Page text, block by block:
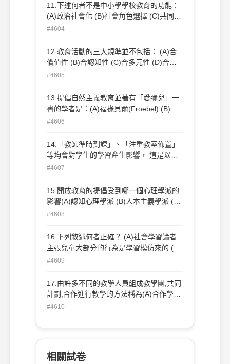
11.下述何者不是中小學學校教育的功能：
(A)政治社會化 (B)社會角色選擇 (C)共同文
化的傳遞 (D)能力分組。
#4604
12.教育活動的三大規準並不包括： (A)合
價值性 (B)合認知性 (C)合多元性 (D)合自
願性。
#4605
13.提倡自然主義教育並著有「愛彌兒」一
書的學者是：(A)福祿貝爾(Froebel) (B)蒙
特梭利(Montessori) (C)盧梭(Rousseau)
#4606
14.「教師準時到課」、「注重教室佈置」
等均會對學生的學習產生影響， 這是以下
哪一種課程的重要性？ (A)正式課程 (B)非
#4607
15.開放教育的提倡受到哪一個心理學派的
影響(A)認知心理學派 (B)人本主義學派 (C)
行為主義學派 (D)精神分析學派。
#4608
16.下列敘述何者正確？ (A)社會學習論者
主張兒童大部分的行為是學習模仿來的 (B)
心理分析學派重視自我實現的需求 (C)認知
認為行為是很難改變的。
#4609
17.由許多不同的教學人員組成教學團,共同
計劃,合作進行教學的方法稱為(A)合作學習
法 (B)協同教學法 (C)發現教學法 (D)發表
#4610
相關試卷